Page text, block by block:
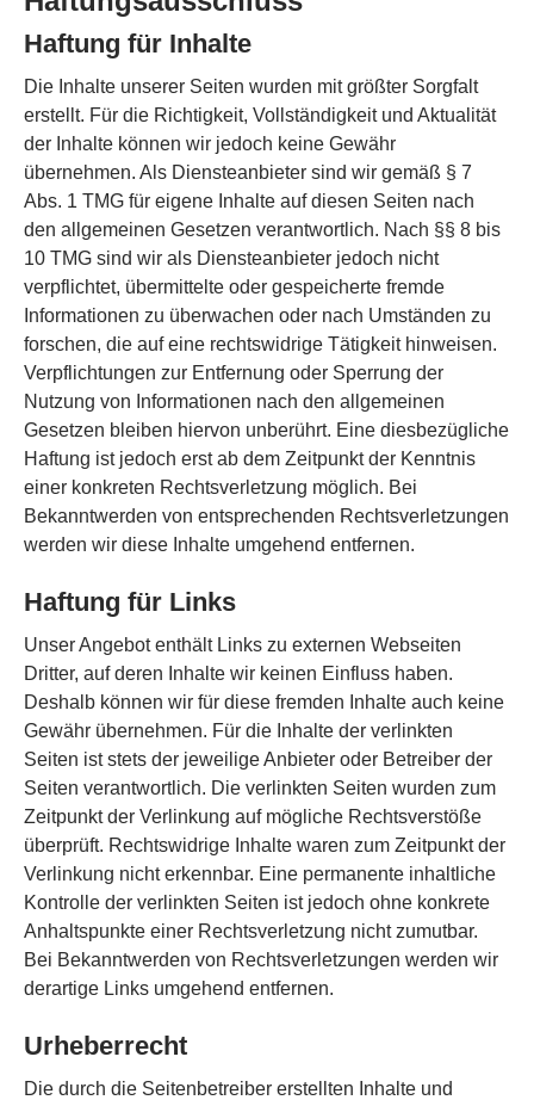
Haftung für Inhalte
Die Inhalte unserer Seiten wurden mit größter Sorgfalt
erstellt. Für die Richtigkeit, Vollständigkeit und Aktualität
der Inhalte können wir jedoch keine Gewähr
übernehmen. Als Diensteanbieter sind wir gemäß § 7
Abs. 1 TMG für eigene Inhalte auf diesen Seiten nach
den allgemeinen Gesetzen verantwortlich. Nach §§ 8 bis
10 TMG sind wir als Diensteanbieter jedoch nicht
verpflichtet, übermittelte oder gespeicherte fremde
Informationen zu überwachen oder nach Umständen zu
forschen, die auf eine rechtswidrige Tätigkeit hinweisen.
Verpflichtungen zur Entfernung oder Sperrung der
Nutzung von Informationen nach den allgemeinen
Gesetzen bleiben hiervon unberührt. Eine diesbezügliche
Haftung ist jedoch erst ab dem Zeitpunkt der Kenntnis
einer konkreten Rechtsverletzung möglich. Bei
Bekanntwerden von entsprechenden Rechtsverletzungen
werden wir diese Inhalte umgehend entfernen.
Haftung für Links
Unser Angebot enthält Links zu externen Webseiten
Dritter, auf deren Inhalte wir keinen Einfluss haben.
Deshalb können wir für diese fremden Inhalte auch keine
Gewähr übernehmen. Für die Inhalte der verlinkten
Seiten ist stets der jeweilige Anbieter oder Betreiber der
Seiten verantwortlich. Die verlinkten Seiten wurden zum
Zeitpunkt der Verlinkung auf mögliche Rechtsverstöße
überprüft. Rechtswidrige Inhalte waren zum Zeitpunkt der
Verlinkung nicht erkennbar. Eine permanente inhaltliche
Kontrolle der verlinkten Seiten ist jedoch ohne konkrete
Anhaltspunkte einer Rechtsverletzung nicht zumutbar.
Bei Bekanntwerden von Rechtsverletzungen werden wir
derartige Links umgehend entfernen.
Urheberrecht
Die durch die Seitenbetreiber erstellten Inhalte und